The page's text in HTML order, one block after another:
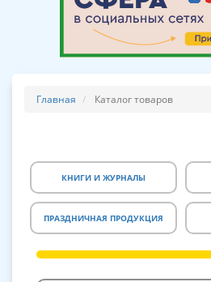
Главная Каталог товаров
КНИГИ И ЖУРНАЛЫ
ПРАЗДНИЧНАЯ ПРОДУКЦИЯ